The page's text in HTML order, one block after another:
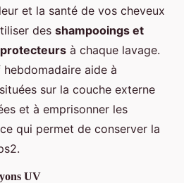
et la santé de vos cheveux
des shampooings et
à chaque lavage.
aide à
sur la couche externe
et à emprisonner les
qui permet de conserver la
UV